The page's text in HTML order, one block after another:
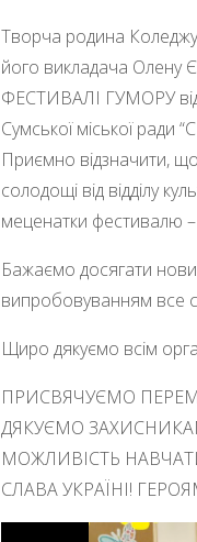
Творча родина
його викладача Олену
ФЕСТИВАЛІ ГУМОРУ
Сумської міської
Приємно відзначити,
солодощі від відділу
меценатки фестивалю –
Бажаємо досягати
випробовуванням все
Щиро дякуємо всім
ПРИСВЯЧУЄМО
ДЯКУЄМО
МОЖЛИВІСТЬ
СЛАВА УКРАЇНІ!